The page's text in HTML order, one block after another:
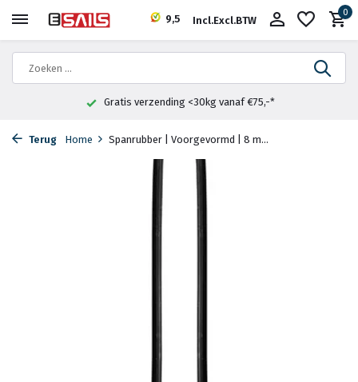
9,5 Incl.Excl.BTW
0
Gratis verzending <30kg vanaf €75,-*
Terug Home Spanrubber | Voorgevormd | 8 m...